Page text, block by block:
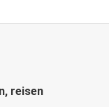
reisen